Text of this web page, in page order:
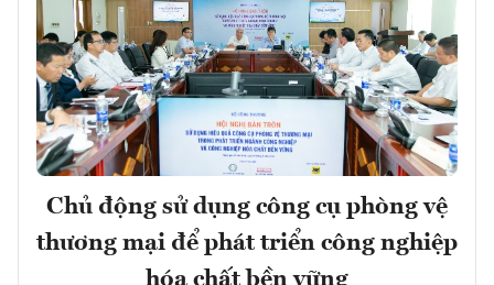
Chủ động sử dụng công cụ phòng vệ
thương mại để phát triển công nghiệp
hóa chất bền vững